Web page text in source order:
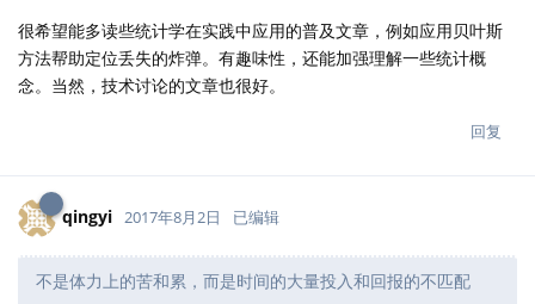
很希望能多读些统计学在实践中应用的普及文章，例如应用贝叶斯
方法帮助定位丢失的炸弹。有趣味性，还能加强理解一些统计概
念。当然，技术讨论的文章也很好。
回复
qingyi 2017年8月2日 已编辑
不是体力上的苦和累，而是时间的大量投入和回报的不匹配